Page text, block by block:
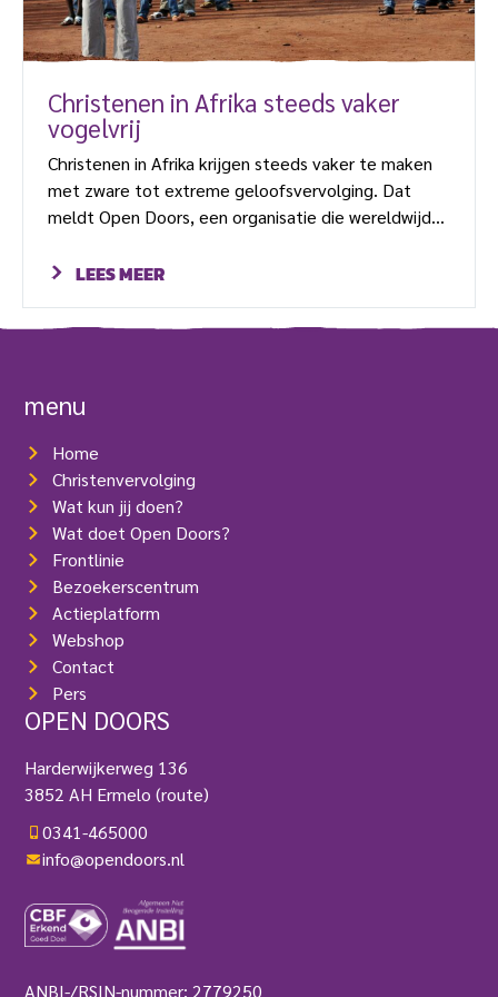
Christenen in Afrika steeds vaker
vogelvrij
Christenen in Afrika krijgen steeds vaker te maken
met zware tot extreme geloofsvervolging. Dat
meldt Open Doors, een organisatie die wereldwijd
Ranglijst Christenvervolging die vandaag verschijnt.
nieuwe binnenkomer op 28. In Nigeria werd het
zware of extreme […]
LEES MEER
menu
Home
Christenvervolging
Wat kun jij doen?
Wat doet Open Doors?
Frontlinie
Bezoekerscentrum
Actieplatform
Webshop
Contact
Pers
OPEN DOORS
Harderwijkerweg 136
3852 AH Ermelo(route)
0341-465000
info@opendoors.nl
ANBI-/RSIN-nummer: 2779250